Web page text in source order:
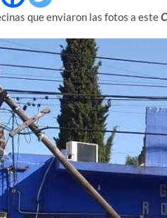
que enviaron las fotos a este